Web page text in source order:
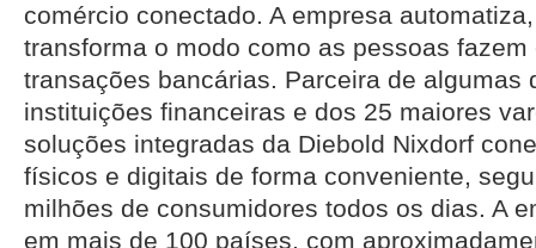
comércio conectado. A empresa
transforma o modo como as pessoas fazem
transações bancárias. Parceira de algumas
instituições financeiras e dos 25 maiores
soluções integradas da Diebold Nixdorf
físicos e digitais de forma conveniente,
milhões de consumidores todos os dias. A
em mais de 100 países, com